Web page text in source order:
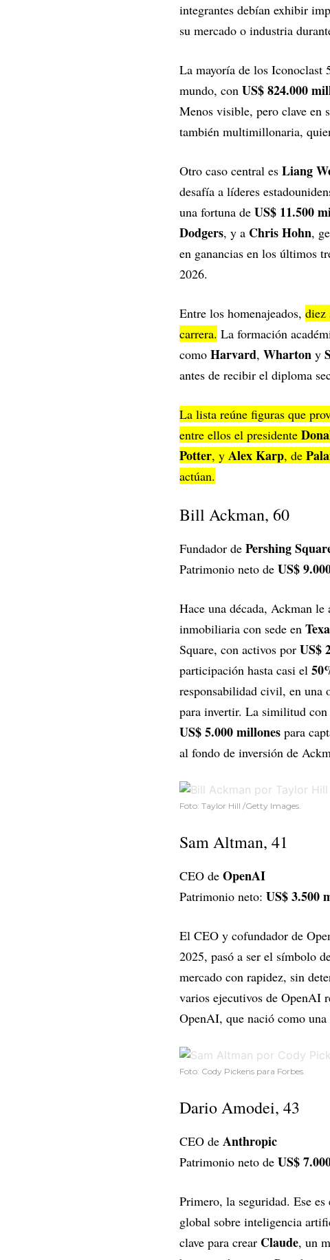
integrantes debían exhibir
su mercado o industria
La mayoría de los Iconoclast
mundo, con US$ 824.000
Menos visible, pero clave en
también multimillonaria,
Otro caso central es Liang
desafía a líderes
una fortuna de US$ 11.500
Dodgers, y a Chris Hohn,
en ganancias en los últimos
2026.
Entre los homenajeados, diez
carrera. La formación
como Harvard, Wharton y
antes de recibir el diploma
La lista reúne figuras que
entre ellos el presidente
Potter, y Alex Karp, de
actúan.
Bill Ackman, 60
Fundador de Pershing
Patrimonio neto de US$
Hace una década, Ackman
inmobiliaria con sede en
Square, con activos por US$
participación hasta casi el
responsabilidad civil, en una
para invertir. La similitud
US$ 5.000 millones para
al fondo de inversión de
Foto: Taylor Hill /Getty Images.
Sam Altman, 41
CEO de OpenAI
Patrimonio neto: US$ 3.500
El CEO y cofundador de
2025, pasó a ser el símbolo
mercado con rapidez, sin
varios ejecutivos de OpenAI
OpenAI, que nació como
Foto: Cody Pickens para Forbes.
Dario Amodei, 43
CEO de Anthropic
Patrimonio neto de US$
Primero, la seguridad. Ese es
global sobre inteligencia
clave para crear Claude, un